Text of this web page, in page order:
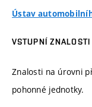
Ústav
VSTUPNÍ ZNALOSTI
Znalosti na úrovni
pohonné jednotky.